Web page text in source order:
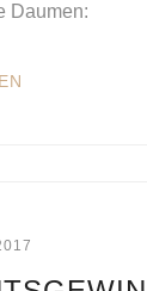
Daumen: